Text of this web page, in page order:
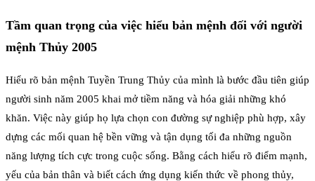
Tầm quan trọng của việc hiểu bản mệnh đối với người
mệnh Thủy 2005
Hiểu rõ bản mệnh Tuyền Trung Thủy của mình là bước đầu tiên giúp
người sinh năm 2005 khai mở tiềm năng và hóa giải những khó
khăn. Việc này giúp họ lựa chọn con đường sự nghiệp phù hợp, xây
dựng các mối quan hệ bền vững và tận dụng tối đa những nguồn
năng lượng tích cực trong cuộc sống. Bằng cách hiểu rõ điểm mạnh,
yếu của bản thân và biết cách ứng dụng kiến thức về phong thủy,